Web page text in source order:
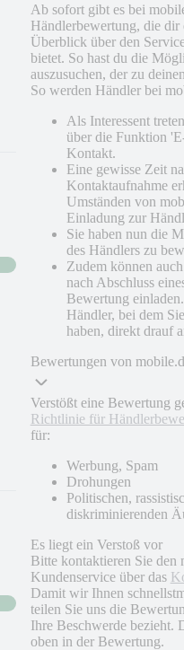
Ab sofort gibt es bei
Händlerbewertung, die dir
Überblick über den
bietet. So hast du die
auszusuchen, der zu
So werden Händler bei
Als Interessent
über die Funktion
Kontakt.
Eine gewisse Zeit
Kontaktaufnahme
Umständen von
Einladung zur
Sie haben nun die
des Händlers zu
Zudem können
nach Abschluss
Bewertung
Händler, bei dem
haben, direkt drauf
Bewertungen von
Verstößt eine Bewertung
Richtlinie für
für:
Werbung, Spam
Drohungen
Politischen,
diskriminierenden
Es liegt ein Verstoß vor
Bitte kontaktieren Sie den
Kundenservice über das
Damit wir Ihnen
teilen Sie uns die
Ihre Beschwerde bezieht.
oben in der Bewertung.